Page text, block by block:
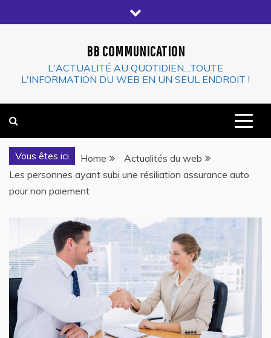
to
BB COMMUNICATION
L'ACTUALITÉ AU QUOTIDIEN…TOUTE
L'INFORMATION DU WEB EN UN SEUL ENDROIT !
Vous êtes ici Home
Actualités du web
Les personnes ayant subi une résiliation assurance auto
pour non paiement